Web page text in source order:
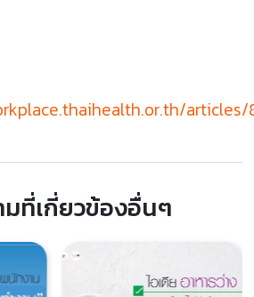
articles/
ที่เกี่ยวข้องอื่นๆ